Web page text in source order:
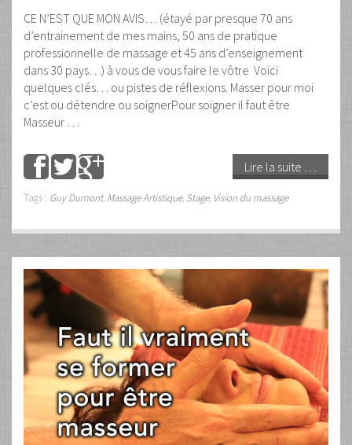
CE N’EST QUE MON AVIS… (étayé par presque 70 ans
d’entrainement de mes mains, 50 ans de pratique
professionnelle de massage et 45 ans d’enseignement
dans 30 pays…) à vous de vous faire le vôtre Voici
quelques clés… ou pistes de réflexions. Masser pour moi
c’est ou détendre ou soignerPour soigner il faut être
Masseur …
Lire la suite …
Tags : Guy Dumont, Massage Artistique, Stage, Vision du massage